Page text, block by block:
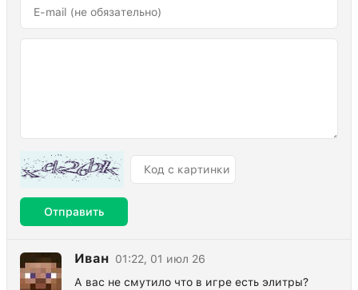
Отправить
Иван 01:22, 01 июл 26
А вас не смутило что в игре есть элитры?